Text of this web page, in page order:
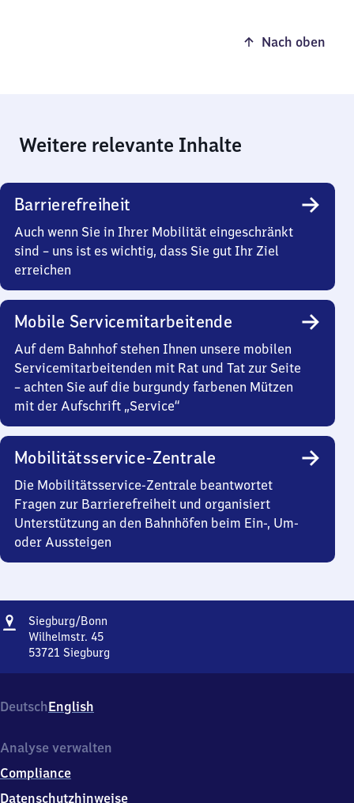
Nach oben
Weitere relevante Inhalte
Barrierefreiheit
Auch wenn Sie in Ihrer Mobilität eingeschränkt
sind – uns ist es wichtig, dass Sie gut Ihr Ziel
erreichen
Mobile Servicemitarbeitende
Auf dem Bahnhof stehen Ihnen unsere mobilen
Servicemitarbeitenden mit Rat und Tat zur Seite
– achten Sie auf die burgundy farbenen Mützen
mit der Aufschrift „Service“
Mobilitätsservice-Zentrale
Die Mobilitätsservice-Zentrale beantwortet
Fragen zur Barrierefreiheit und organisiert
Unterstützung an den Bahnhöfen beim Ein-, Um-
oder Aussteigen
Adresse
Siegburg/​Bonn
Wilhelmstr. 45
53721 Siegburg
Wilhelmstr.
45,
3
2
1
DeutschEnglish
Analyse verwalten
Compliance
Datenschutzhinweise